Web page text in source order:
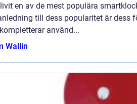
en av de mest populära
till dess popularitet är dess
använd...
Wallin